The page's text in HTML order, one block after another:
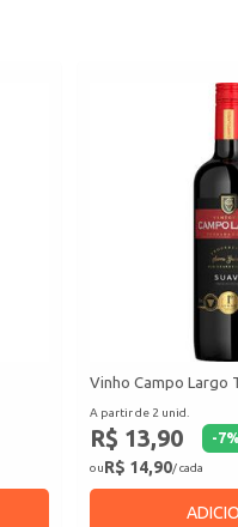
Vinho Campo Largo
A partir de 2 unid.
R$ 13,90 -7%
ouR$ 14,90/ cada